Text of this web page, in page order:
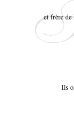
et frère de
Ils